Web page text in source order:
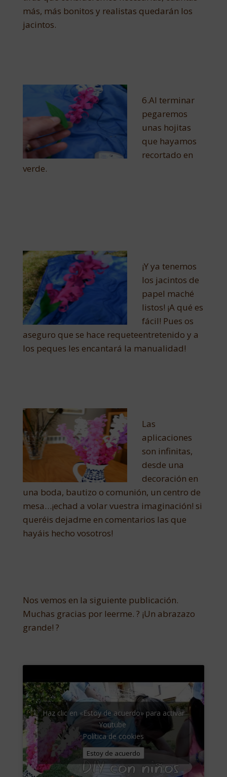
más, más bonitos y realistas quedarán los
jacintos.
6.Al terminar
pegaremos
unas hojitas
que hayamos
recortado en
verde.
¡Y ya tenemos
los jacintos de
papel maché
listos! ¡A qué es
fácil! Pues os
aseguro que se hace requeteentretenido y a
los peques les encantará la manualidad!
Las
aplicaciones
son infinitas,
desde una
decoración en
una boda, bautizo o comunión, un centro de
mesa…¡echad a volar vuestra imaginación! si
queréis dejadme en comentarios las que
hayáis hecho vosotros!
Nos vemos en la siguiente publicación.
Muchas gracias por leerme. ? ¡Un abrazazo
grande! ?
Haz clic en «Estoy de acuerdo» para activar
Youtube
Política de cookies
Estoy de acuerdo